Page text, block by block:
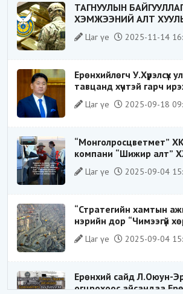
ТАГНУУЛЫН
ХЭМЖЭЭНИЙ АЛТ
ХИЛЭЭР ГАРГАХ ГЭЖ
ҮЙЛДЛИЙГ ТАСЛАН
Цаг үе 2025-11-14
Ерөнхийлөгч У.Хүрэлсүх
тавцанд хүчтэй гарч
шударга ёсны төлөө
тогтолцооны хонгилыг
Цаг үе 2025-09-18
“Монголросцветмет”
компани “Шижир алт”
Гүйцэтгэх захирлаар
О.Баттөмөрт холбогдох
Цаг үе 2025-09-04
“Стратегийн хамтын
нэрийн дор “Чимээгүй
хуримтлал”
Цаг үе 2025-09-04
Ерөнхий сайд Л.Оюун-
огцрохоос айсандаа